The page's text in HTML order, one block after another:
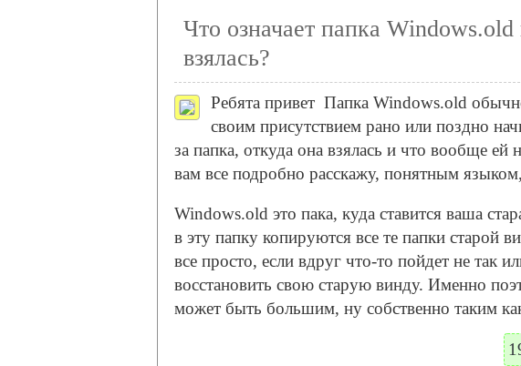
Что означает папка
взялась?
Ребята привет Папка Windows.old
своим присутствием рано или поздно
за папка, откуда она взялась и что вообще ей
вам все подробно расскажу, понятным
Windows.old это пака, куда ставится ваша
в эту папку копируются все те папки старой
все просто, если вдруг что-то пойдет не так
восстановить свою старую винду. Именно
может быть большим, ну собственно таким